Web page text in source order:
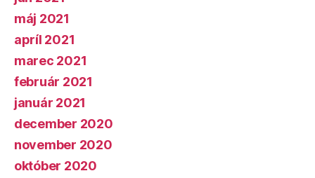
máj 2021
apríl 2021
marec 2021
február 2021
január 2021
december 2020
november 2020
október 2020